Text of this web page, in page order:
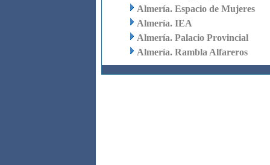
Almería. Espacio de Mujeres
Almería. IEA
Almería. Palacio Provincial
Almería. Rambla Alfareros